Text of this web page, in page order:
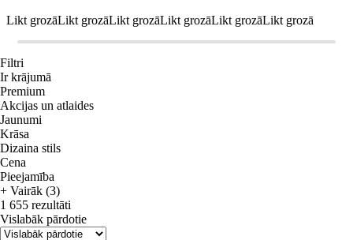
Likt grozāLikt grozāLikt grozāLikt grozāLikt grozāLikt grozā
Filtri
Ir krājumā
Premium
Akcijas un atlaides
Jaunumi
Krāsa
Dizaina stils
Cena
Pieejamība
+ Vairāk (3)
1 655 rezultāti
Vislabāk pārdotie